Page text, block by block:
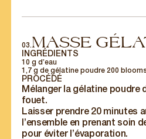
03.MASSE
INGRÉDIENTS
10 g d’eau
1,7 g de gélatine poudre 200
PROCÉDÉ
Mélanger la gélatine poudre
fouet.
Laisser prendre 20 minutes
l’ensemble en prenant soin
pour éviter l’évaporation.